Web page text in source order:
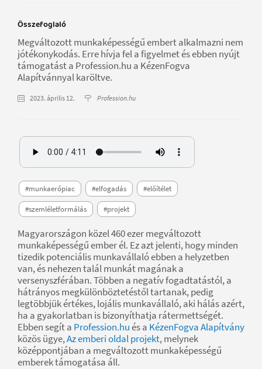
Összefoglaló
Megváltozott munkaképességű embert alkalmazni nem
jótékonykodás. Erre hívja fel a figyelmet és ebben nyújt
támogatást a Profession.hu a KézenFogva
Alapítvánnyal karöltve.
2023. április 12. Profession.hu
#munkaerőpiac #elfogadás #előítélet
#szemléletformálás #projekt
Magyarországon közel 460 ezer megváltozott
munkaképességű ember él. Ez azt jelenti, hogy minden
tizedik potenciális munkavállaló ebben a helyzetben
van, és nehezen talál munkát magának a
versenyszférában. Többen a negatív fogadtatástól, a
hátrányos megkülönböztetéstől tartanak, pedig
legtöbbjük értékes, lojális munkavállaló, aki hálás azért,
ha a gyakorlatban is bizonyíthatja rátermettségét.
Ebben segít a Profession.hués a KézenFogva Alapítvány
közös ügye,Az emberi oldal projekt, melynek
középpontjában a megváltozott munkaképességű
emberek támogatása áll.